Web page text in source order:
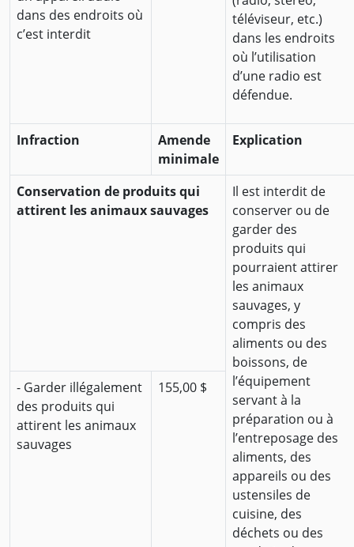
téléviseur, etc.)
dans les endroits
où l’utilisation
d’une radio est
défendue.
dans des endroits où
c’est interdit
Infraction
Amende
minimale
Explication
Conservation de produits qui
attirent les animaux sauvages
Il est interdit de
conserver ou de
garder des
produits qui
pourraient attirer
les animaux
sauvages, y
compris des
aliments ou des
boissons, de
l’équipement
servant à la
préparation ou à
l’entreposage des
aliments, des
appareils ou des
ustensiles de
cuisine, des
déchets ou des
- Garder illégalement
des produits qui
attirent les animaux
sauvages
155,00 $